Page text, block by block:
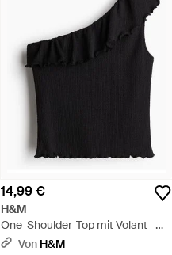
14,99 €
H&M
One-Shoulder-Top mit Volant -
Schwarz
Von H&M